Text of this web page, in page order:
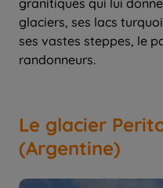
granitiques qui lui
glaciers, ses lacs
ses vastes steppes, le
randonneurs.
Le glacier
(Argentine)